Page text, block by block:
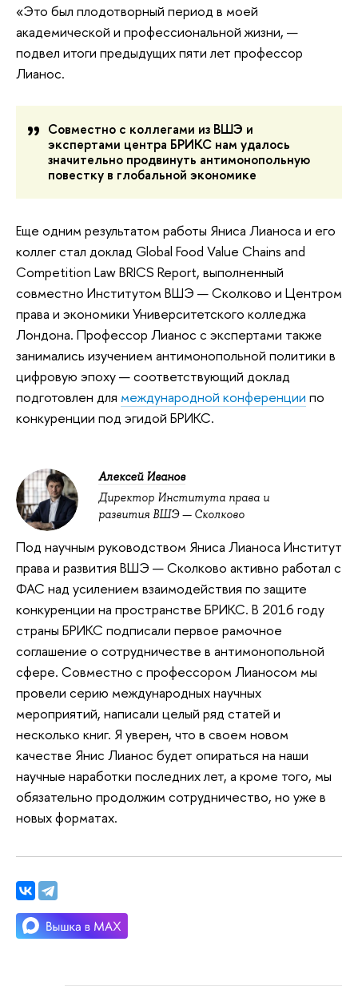
«Это был плодотворный период в моей
академической и профессиональной жизни, —
подвел итоги предыдущих пяти лет профессор
Лианос.
Совместно с коллегами из ВШЭ и
экспертами центра БРИКС нам удалось
значительно продвинуть антимонопольную
повестку в глобальной экономике
Еще одним результатом работы Яниса Лианоса и его
коллег стал доклад Global Food Value Chains and
Competition Law BRICS Report, выполненный
совместно Институтом ВШЭ — Сколково и Центром
права и экономики Университетского колледжа
Лондона. Профессор Лианос с экспертами также
занимались изучением антимонопольной политики в
цифровую эпоху — соответствующий доклад
подготовлен для международной конференции по
конкуренции под эгидой БРИКС.
Алексей Иванов
Директор Института права и
развития ВШЭ — Сколково
Под научным руководством Яниса Лианоса Институт
права и развития ВШЭ — Сколково активно работал с
ФАС над усилением взаимодействия по защите
конкуренции на пространстве БРИКС. В 2016 году
страны БРИКС подписали первое рамочное
соглашение о сотрудничестве в антимонопольной
сфере. Совместно с профессором Лианосом мы
провели серию международных научных
мероприятий, написали целый ряд статей и
несколько книг. Я уверен, что в своем новом
качестве Янис Лианос будет опираться на наши
научные наработки последних лет, а кроме того, мы
обязательно продолжим сотрудничество, но уже в
новых форматах.